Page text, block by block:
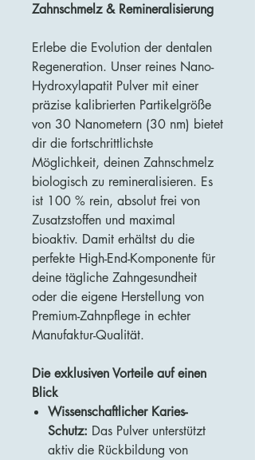
Zahnschmelz & Remineralisierung
Erlebe die Evolution der dentalen
Regeneration. Unser reines Nano-
Hydroxylapatit Pulver mit einer
präzise kalibrierten Partikelgröße
von 30 Nanometern (30 nm) bietet
dir die fortschrittlichste
Möglichkeit, deinen Zahnschmelz
biologisch zu remineralisieren. Es
ist 100 % rein, absolut frei von
Zusatzstoffen und maximal
bioaktiv. Damit erhältst du die
perfekte High-End-Komponente für
deine tägliche Zahngesundheit
oder die eigene Herstellung von
Premium-Zahnpflege in echter
Manufaktur-Qualität.
Die exklusiven Vorteile auf einen
Blick
Wissenschaftlicher Karies-
Schutz: Das Pulver unterstützt
aktiv die Rückbildung von